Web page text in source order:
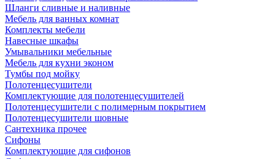
Шланги сливные и наливные
Мебель для ванных комнат
Комплекты мебели
Навесные шкафы
Умывальники мебельные
Мебель для кухни эконом
Тумбы под мойку
Полотенцесушители
Комплектующие для полотенцесушителей
Полотенцесушители с полимерным покрытием
Полотенцесушители шовные
Сантехника прочее
Сифоны
Комплектующие для сифонов